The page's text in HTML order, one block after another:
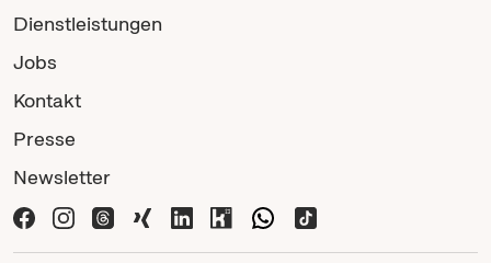
Dienstleistungen
Jobs
Kontakt
Presse
Newsletter